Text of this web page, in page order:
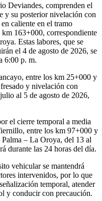
Deviandes, comprenden el
y su posterior nivelación con
caliente en el tramo
163+000, correspondiente
Estas labores, que se
el 4 de agosto de 2026, se
6:00 p. m.
entre los km 25+000 y
y nivelación con
al 5 de agosto de 2026,
el cierre temporal a media
entre los km 97+000 y
– La Oroya, del 13 al
durante las 24 horas del día.
vehicular se mantendrá
intervenidos, por lo que
temporal, atender
y conducir con precaución.